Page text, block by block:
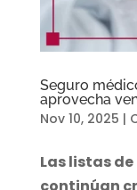
Seguro
aprovecha
Nov 10, 2025 |
Las listas